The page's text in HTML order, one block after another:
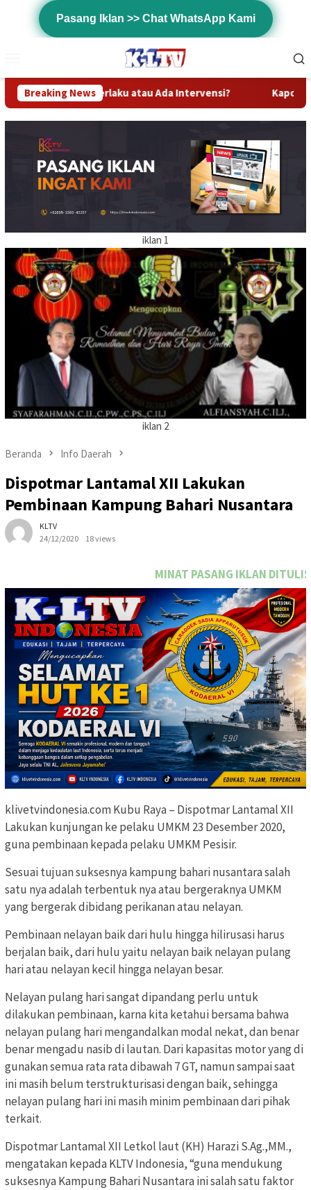
Pasang Iklan >> Chat WhatsApp Kami
Mobile
Breaking News
Ada Intervensi? Kapolres Kapuas Hulu Yang Baru
iklan 1
iklan 2
Beranda Info Daerah
Dispotmar Lantamal XII Lakukan
Pembinaan Kampung Bahari Nusantara
KLTV
24/12/2020
18 views
MINAT PASANG IKLAN DITULISAN INI SEGARA
klivetvindonesia.com Kubu Raya – Dispotmar Lantamal XII
Lakukan kunjungan ke pelaku UMKM 23 Desember 2020,
guna pembinaan kepada pelaku UMKM Pesisir.
Sesuai tujuan suksesnya kampung bahari nusantara salah
satu nya adalah terbentuk nya atau bergeraknya UMKM
yang bergerak dibidang perikanan atau nelayan.
Pembinaan nelayan baik dari hulu hingga hilirusasi harus
berjalan baik, dari hulu yaitu nelayan baik nelayan pulang
hari atau nelayan kecil hingga nelayan besar.
Nelayan pulang hari sangat dipandang perlu untuk
dilakukan pembinaan, karna kita ketahui bersama bahwa
nelayan pulang hari mengandalkan modal nekat, dan benar
benar mengadu nasib di lautan. Dari kapasitas motor yang di
gunakan semua rata rata dibawah 7 GT, namun sampai saat
ini masih belum terstrukturisasi dengan baik, sehingga
nelayan pulang hari ini masih minim pembinaan dari pihak
terkait.
Dispotmar Lantamal XII Letkol laut (KH) Harazi S.Ag.,MM.,
mengatakan kepada KLTV Indonesia, “guna mendukung
suksesnya Kampung Bahari Nusantara ini salah satu faktor